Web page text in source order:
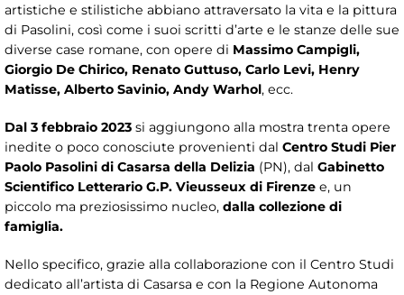
artistiche e stilistiche abbiano attraversato la vita e la pittura
di Pasolini, così come i suoi scritti d’arte e le stanze delle sue
diverse case romane, con opere di Massimo Campigli,
Giorgio De Chirico, Renato Guttuso, Carlo Levi, Henry
Matisse, Alberto Savinio, Andy Warhol, ecc.
Dal 3 febbraio 2023 si aggiungono alla mostra trenta opere
inedite o poco conosciute provenienti dal Centro Studi Pier
Paolo Pasolini di Casarsa della Delizia (PN), dal Gabinetto
Scientifico Letterario G.P. Vieusseux di Firenze e, un
piccolo ma preziosissimo nucleo, dalla collezione di
famiglia.
Nello specifico, grazie alla collaborazione con il Centro Studi
dedicato all’artista di Casarsa e con la Regione Autonoma